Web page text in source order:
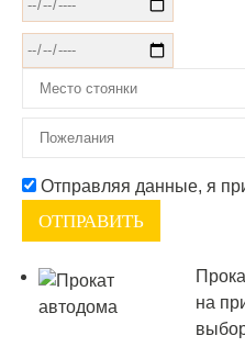
Отправляя данные, я
на